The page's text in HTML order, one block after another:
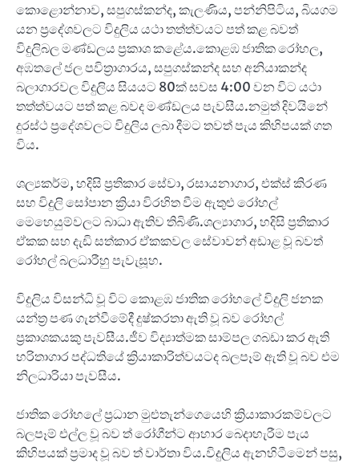
කොළොන්නාව, සපුගස්කන්ද, කැලණිය, පන්නිපිටිය, බියගම
යන ප්‍රදේශවලට විදුලිය යථා තත්ත්වයට පත් කළ බවත්
විදුලිබල මණ්ඩලය ප්‍රකාශ කළේය.කොළඹ ජාතික රෝහල,
අඹතලේ ජල පවිත්‍රාගාරය, සපුගස්කන්ද සහ අනියාකන්ද
බලාගාරවල විදුලිය සියයට 80ක් සවස 4:00 වන විට යථා
තත්ත්වයට පත් කළ බවද මණ්ඩලය පැවසීය.නමුත් දිවයිනේ
දුරස්ථ ප්‍රදේශවලට විදුලිය ලබා දීමට තවත් පැය කිහිපයක් ගත
විය.
ශල්‍යකර්ම, හදිසි ප්‍රතිකාර සේවා, රසායනාගාර, එක්ස් කිරණ
සහ විදුලි සෝපාන ක්‍රියා විරහිත වීම ඇතුළු රෝහල්
මෙහෙයුම්වලට බාධා ඇතිව තිබිණි.ශල්‍යාගාර, හදිසි ප්‍රතිකාර
ඒකක සහ දැඩි සත්කාර ඒකකවල සේවාවන් අඩාළ වූ බවත්
රෝහල් බලධාරීහු පැවැසූහ.
විදුලිය විසන්ධි වූ විට කොළඹ ජාතික රෝහලේ විදුලි ජනක
යන්ත්‍ර පණ ගැන්වීමේදී දුෂ්කරතා ඇති වූ බව රෝහල්
ප්‍රකාශකයකු පැවසීය.ජීව විද්‍යාත්මක සාම්පල ගබඩා කර ඇති
හරිතාගාර පද්ධතියේ ක්‍රියාකාරිත්වයටද බලපෑම් ඇති වූ බව එම
නිලධාරියා පැවසීය.
ජාතික රෝහලේ ප්‍රධාන මුළුතැන්ගෙයෙහි ක්‍රියාකාරකම්වලට
බලපෑම් එල්ල වූ බව ත් රෝගීන්ට ආහාර බෙදාහැරීම පැය
කිහිපයක් ප්‍රමාද වූ බව ත් වාර්තා විය.විදුලිය ඇනහිටීමෙන් පසු,